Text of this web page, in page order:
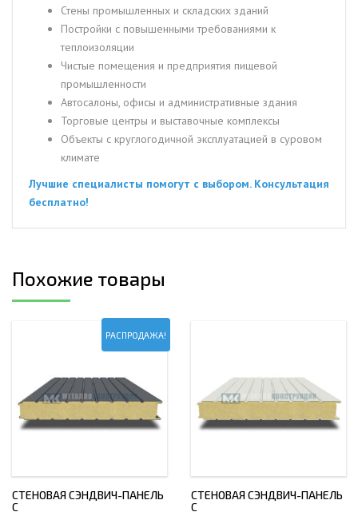
Стены промышленных и складских зданий
Постройки с повышенными требованиями к
теплоизоляции
Чистые помещения и предприятия пищевой
промышленности
Автосалоны, офисы и административные здания
Торговые центры и выставочные комплексы
Объекты с круглогодичной эксплуатацией в суровом
климате
Лучшие специалисты помогут с выбором. Консультация
бесплатно!
Похожие товары
РАСПРОДАЖА!
СТЕНОВАЯ СЭНДВИЧ-ПАНЕЛЬ
С
СТЕНОВАЯ СЭНДВИЧ-ПАНЕЛЬ
С